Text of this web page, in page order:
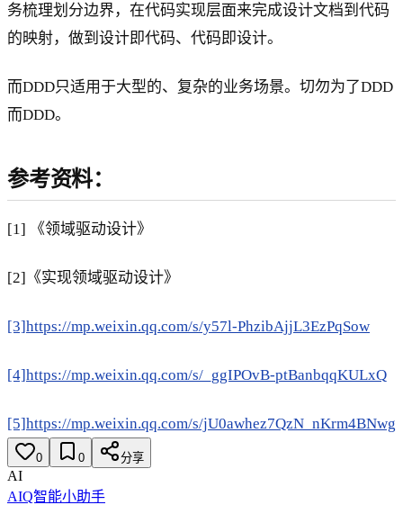
务梳理划分边界，在代码实现层面来完成设计文档到代码
的映射，做到设计即代码、代码即设计。
而DDD只适用于大型的、复杂的业务场景。切勿为了DDD
而DDD。
参考资料：
[1] 《领域驱动设计》
[2]《实现领域驱动设计》
[3]https://mp.weixin.qq.com/s/y57l-PhzibAjjL3EzPqSow
[4]https://mp.weixin.qq.com/s/_ggIPOvB-ptBanbqqKULxQ
[5]https://mp.weixin.qq.com/s/jU0awhez7QzN_nKrm4BNwg
0 0 分享
AI
AIQ智能小助手